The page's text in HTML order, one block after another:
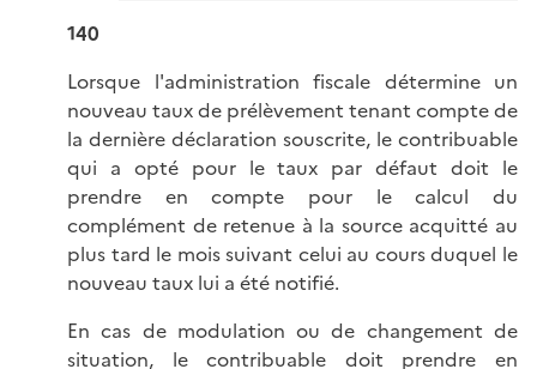
140
Lorsque l'administration fiscale détermine un
nouveau taux de prélèvement tenant compte de
la dernière déclaration souscrite, le contribuable
qui a opté pour le taux par défaut doit le
prendre en compte pour le calcul du
complément de retenue à la source acquitté au
plus tard le mois suivant celui au cours duquel le
nouveau taux lui a été notifié.
En cas de modulation ou de changement de
situation, le contribuable doit prendre en